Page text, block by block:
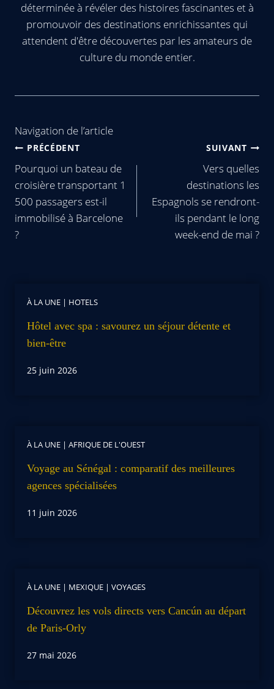
déterminée à révéler des histoires fascinantes et à
promouvoir des destinations enrichissantes qui
attendent d'être découvertes par les amateurs de
culture du monde entier.
Navigation de l’article
PRÉCÉDENT
Pourquoi un bateau de
croisière transportant 1
500 passagers est-il
immobilisé à Barcelone
?
SUIVANT
Vers quelles
destinations les
Espagnols se rendront-
ils pendant le long
week-end de mai ?
À LA UNE | HOTELS
Hôtel avec spa : savourez un séjour détente et
bien-être
25 juin 2026
À LA UNE | AFRIQUE DE L'OUEST
Voyage au Sénégal : comparatif des meilleures
agences spécialisées
11 juin 2026
À LA UNE | MEXIQUE | VOYAGES
Découvrez les vols directs vers Cancún au départ
de Paris-Orly
27 mai 2026